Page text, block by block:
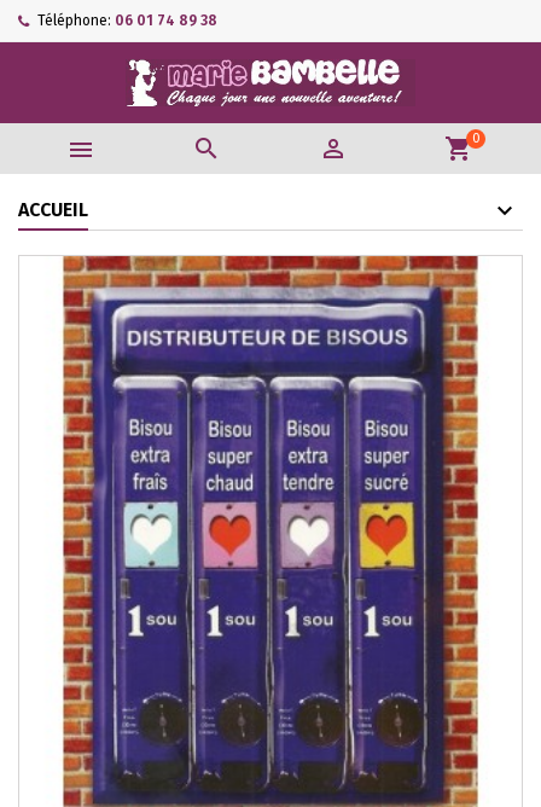
Téléphone: 06 01 74 89 38
   shopping_cart0
ACCUEIL